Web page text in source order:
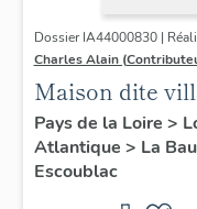
Dossier IA44000830 |
Charles Alain
Maison dite
balnéaire La
Bretonnière
actuellement
Pays de la Loire >
Atlantique > La
Escoublac